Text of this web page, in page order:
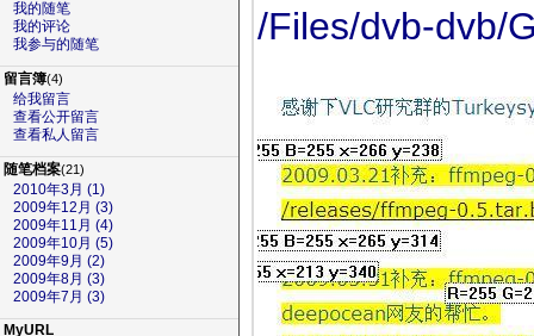
我的随笔
我的评论
我参与的随笔
留言簿(4)
给我留言
查看公开留言
查看私人留言
随笔档案(21)
2010年3月 (1)
2009年12月 (3)
2009年11月 (4)
2009年10月 (5)
2009年9月 (2)
2009年8月 (3)
2009年7月 (3)
MyURL
/Files/dvb-dvb/